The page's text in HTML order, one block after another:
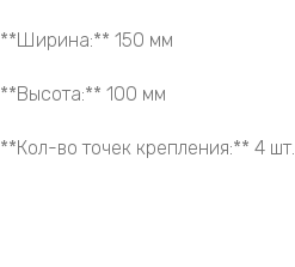
**Ширина:** 150 мм
**Высота:** 100 мм
**Кол-во точек крепления:** 4 шт.